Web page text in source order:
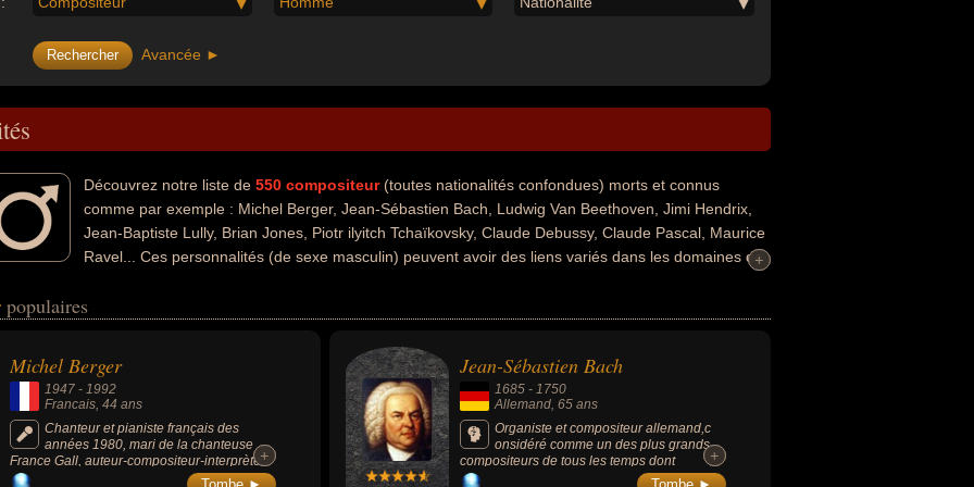
Avancée ►
Découvrez notre liste de 550 compositeur(toutes nationalités confondues) morts et connus
comme par exemple : Michel Berger, Jean-Sébastien Bach, Ludwig Van Beethoven, Jimi Hendrix,
Jean-Baptiste Lully, Brian Jones, Piotr ilyitch Tchaïkovsky, Claude Debussy, Claude Pascal, Maurice
Ravel... Ces personnalités (de sexe masculin) peuvent avoir des liens variés dans les domaines de
nationalités au moment de leurs morts, ils peuvent avoir été francais, allemand, américain, anglais ou russe
+
+
populaires
Michel Berger
1947 - 1992
Francais, 44 ans
Chanteur et pianiste français des
années 1980, mari de la chanteuse
France Gall, auteur-compositeur-interprète,
ses chansons les + célèbres sont « Le
+
+
Jean-Sébastien Bach
1685 -1750
Allemand, 65 ans
Organiste et compositeur allemand,c
onsidéré comme un des plus grands
compositeurs de tous les temps dont
l'importance a marqué l'histoire de la
+
+